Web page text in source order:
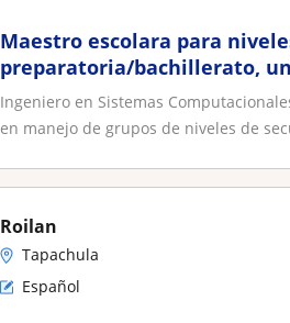
Maestro escolara para
preparatoria/bachillerato,
Ingeniero en Sistemas
en manejo de grupos de niveles de
Roilan
Tapachula
Español